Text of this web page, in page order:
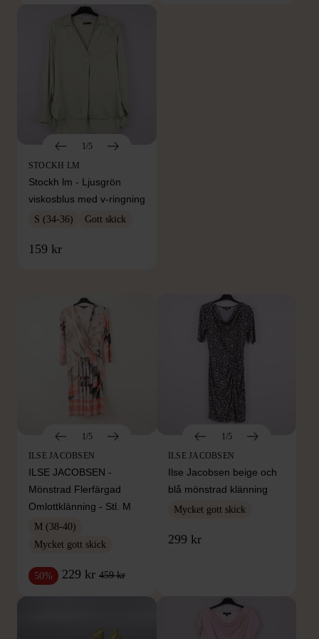
1/5
STOCKH LM
Stockh lm - Ljusgrön
viskosblus med v-ringning
S (34-36) Gott skick
159 kr
FRÅN SAMMA VARUMÄRKE
1/5
ILSE JACOBSEN
ILSE JACOBSEN -
Mönstrad Flerfärgad
Omlottklänning - Stl. M
M (38-40)
Mycket gott skick
50% 229 kr 459 kr
1/5
ILSE JACOBSEN
Ilse Jacobsen beige och
blå mönstrad klänning
Mycket gott skick
299 kr